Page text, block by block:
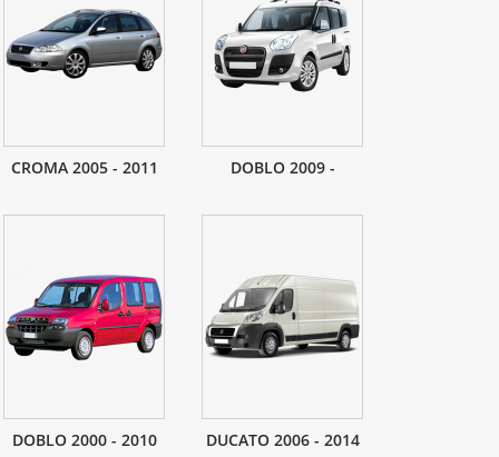
CROMA 2005 - 2011 DOBLO 2009 -
DOBLO 2000 - 2010 DUCATO 2006 - 2014